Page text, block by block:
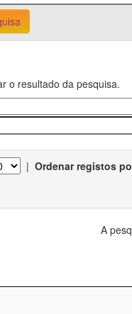
o resultado da pesquisa.
| Ordenar registos
A